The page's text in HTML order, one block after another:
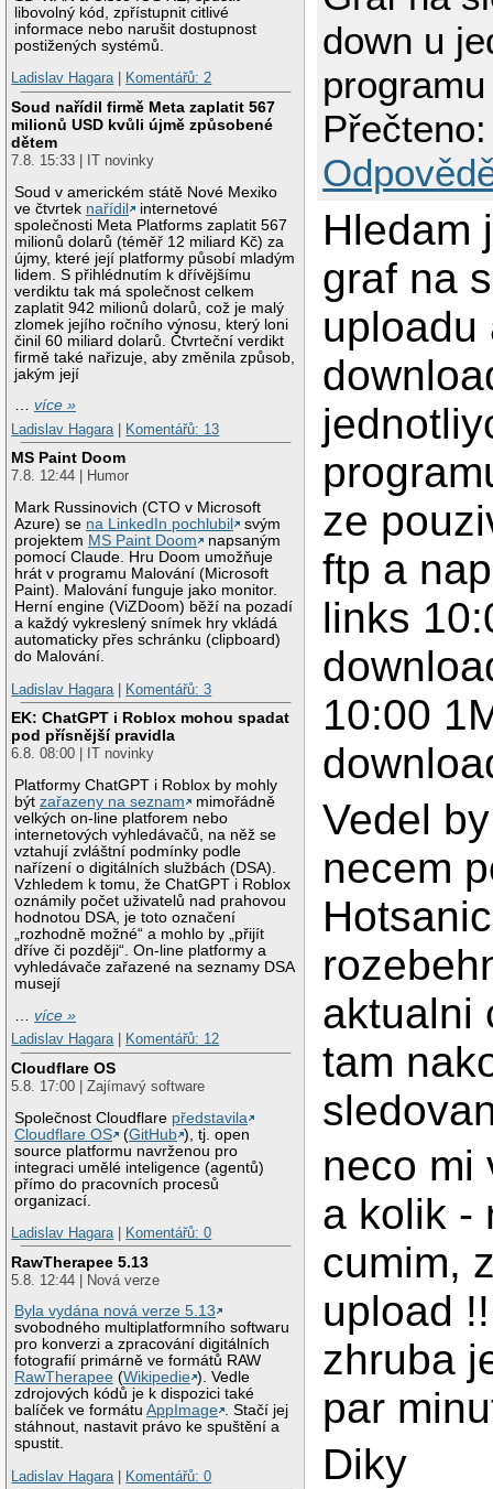
libovolný kód, zpřístupnit citlivé
informace nebo narušit dostupnost
postižených systémů.
Ladislav Hagara| Komentářů: 2
Soud nařídil firmě Meta zaplatit 567
milionů USD kvůli újmě způsobené
dětem
7.8. 15:33 | IT novinky
Soud v americkém státě Nové Mexiko
ve čtvrtek nařídil
internetové
společnosti Meta Platforms zaplatit 567
milionů dolarů (téměř 12 miliard Kč) za
újmy, které její platformy působí mladým
lidem. S přihlédnutím k dřívějšímu
verdiktu tak má společnost celkem
zaplatit 942 milionů dolarů, což je malý
zlomek jejího ročního výnosu, který loni
činil 60 miliard dolarů. Čtvrteční verdikt
firmě také nařizuje, aby změnila způsob,
jakým její
…více »
Ladislav Hagara
Komentářů: 13
MS Paint Doom
7.8. 12:44 | Humor
Mark Russinovich (CTO v Microsoft
Azure) se na LinkedIn pochlubil
svým
projektem MS Paint Doom
napsaným
pomocí Claude. Hru Doom umožňuje
hrát v programu Malování (Microsoft
Paint). Malování funguje jako monitor.
Herní engine (ViZDoom) běží na pozadí
a každý vykreslený snímek hry vkládá
automaticky přes schránku (clipboard)
do Malování.
Ladislav Hagara
Komentářů: 3
EK: ChatGPT i Roblox mohou spadat
pod přísnější pravidla
6.8. 08:00 | IT novinky
Platformy ChatGPT i Roblox by mohly
býtzařazeny na seznam
mimořádně
velkých on-line platforem nebo
internetových vyhledávačů, na něž se
vztahují zvláštní podmínky podle
nařízení o digitálních službách (DSA).
Vzhledem k tomu, že ChatGPT i Roblox
oznámily počet uživatelů nad prahovou
hodnotou DSA, je toto označení
„rozhodně možné“ a mohlo by „přijít
dříve či později“. On-line platformy a
vyhledávače zařazené na seznamy DSA
musejí
…více »
Ladislav Hagara| Komentářů: 12
Cloudflare OS
5.8. 17:00 | Zajímavý software
Společnost Cloudflare představila
Cloudflare OS
(GitHub ), tj. open
source platformu navrženou pro
integraci umělé inteligence (agentů)
přímo do pracovních procesů
organizací.
Ladislav Hagara| Komentářů: 0
RawTherapee 5.13
5.8. 12:44 | Nová verze
Byla vydána nová verze 5.13
svobodného multiplatformního softwaru
pro konverzi a zpracování digitálních
fotografií primárně ve formátů RAW
RawTherapee (Wikipedie ). Vedle
zdrojových kódů je k dispozici také
balíček ve formátuAppImage . Stačí jej
stáhnout, nastavit právo ke spuštění a
spustit.
Ladislav Hagara| Komentářů: 0
down u
programu
Hledam
graf na
uploadu
ze
ftp a
links
10:00
Vedel
necem
aktualni
tam
neco mi
a kolik -
cumim,
upload
zhruba
par
Diky